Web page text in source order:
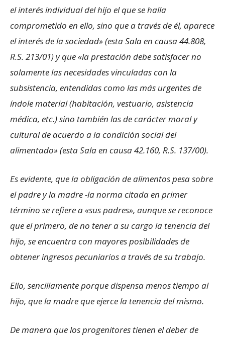
el interés individual del hijo el que se halla
comprometido en ello, sino que a través de él, aparece
el interés de la sociedad» (esta Sala en causa 44.808,
R.S. 213/01) y que «la prestación debe satisfacer no
solamente las necesidades vinculadas con la
subsistencia, entendidas como las más urgentes de
índole material (habitación, vestuario, asistencia
médica, etc.) sino también las de carácter moral y
cultural de acuerdo a la condición social del
alimentado» (esta Sala en causa 42.160, R.S. 137/00).
Es evidente, que la obligación de alimentos pesa sobre
el padre y la madre -la norma citada en primer
término se refiere a «sus padres», aunque se reconoce
que el primero, de no tener a su cargo la tenencia del
hijo, se encuentra con mayores posibilidades de
obtener ingresos pecuniarios a través de su trabajo.
Ello, sencillamente porque dispensa menos tiempo al
hijo, que la madre que ejerce la tenencia del mismo.
De manera que los progenitores tienen el deber de